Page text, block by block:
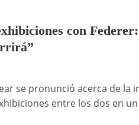
con
se pronunció acerca de la
entre los dos en